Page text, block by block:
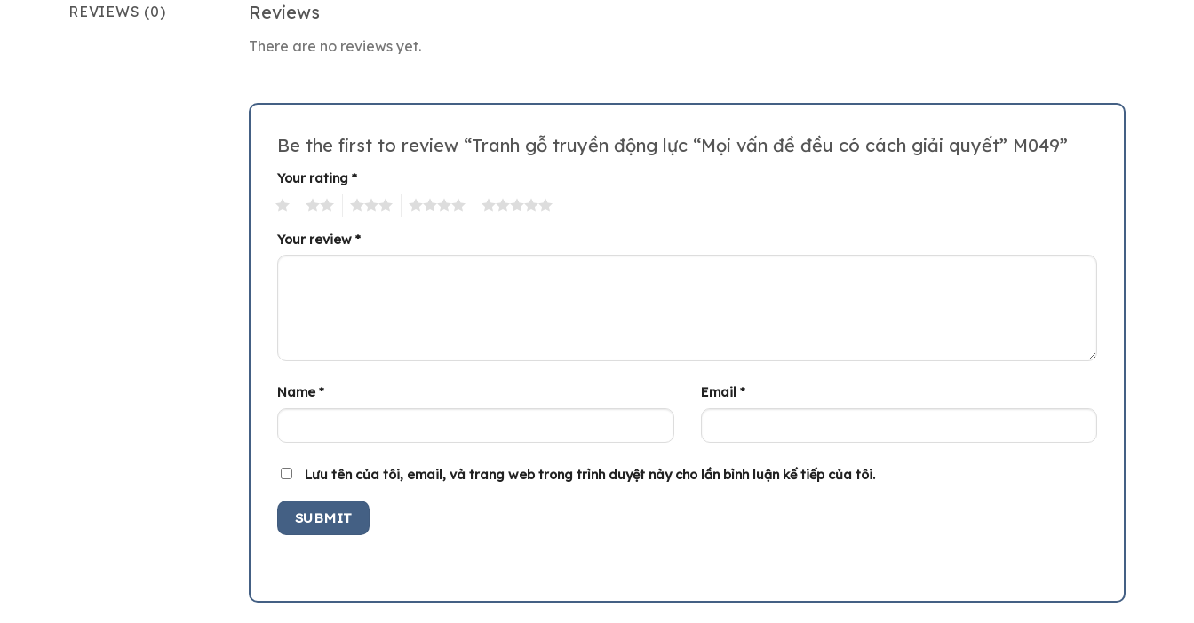
REVIEWS (0) Reviews
There are no reviews yet.
Be the first to review “Tranh gỗ truyền động lực “Mọi vấn đề đều có cách giải quyết” M049”
Your rating*
Your review*
Name* Email *
Lưu tên của tôi, email, và trang web trong trình duyệt này cho lần bình luận kế tiếp của tôi.